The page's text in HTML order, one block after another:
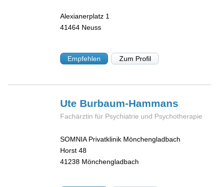
Alexianerplatz 1
41464 Neuss
Empfehlen Zum Profil
Ute Burbaum-Hammans
Fachärztin für Psychiatrie und Psychotherapie
SOMNIA Privatklinik Mönchengladbach
Horst 48
41238 Mönchengladbach